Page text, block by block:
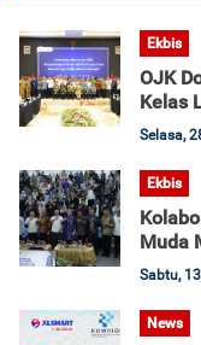
Ekbis
OJK
Kelas
Selasa,
Ekbis
Muda
Sabtu,
News